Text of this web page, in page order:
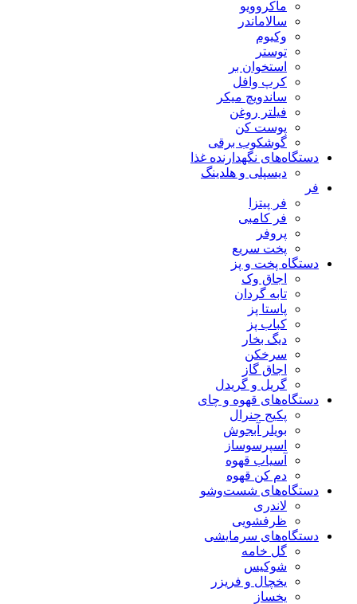
ماکروویو
سالاماندر
وکیوم
توستر
استخوان بر
کرپ وافل
ساندویچ میکر
فیلتر روغن
پوست کن
گوشکوب برقی
دستگاه‌های نگهدارنده غذا
دیسپلی و هلدینگ
فر
فر پیتزا
فر کامبی
پروفر
پخت سریع
دستگاه‌ پخت و پز
اجاق وک
تابه گردان
پاستا پز
کباب پز
دیگ بخار
سرخکن
اجاق گاز
گریل و گریدل
دستگاه‌های قهوه و چای
پکیج جنرال
بویلر آبجوش
اسپرسوساز
آسیاب قهوه
دم کن قهوه
دستگاه‌های شست‌و‌شو
لاندری
ظرفشویی
دستگاه‌های سرمایشی
گل خامه
شوکیس
یخچال و فریزر
یخساز